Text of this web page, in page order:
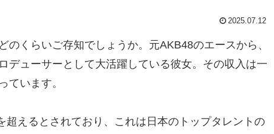
2025.07.12
くらいご存知でしょうか。元AKB48のエースから、
デューサーとして大活躍している彼女。その収入は一
ています。
えるとされており、これは日本のトップタレントの